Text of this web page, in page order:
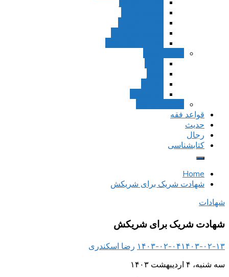
قواعد فقه
حدیث
رجال
کتابشناسی
Home
شهادت شریک برای شریکش
شهادات
شهادت شریک برای شریکش
۱۴۰۳-۰۲-۰۴۱۴۰۳-۰۲-۱۳
رضا اسکندری
سه شنبه، ۴ اردیبهشت ۱۴۰۳